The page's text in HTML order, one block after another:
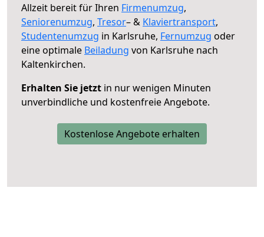
Allzeit bereit für Ihren Firmenumzug,
Seniorenumzug, Tresor– & Klaviertransport,
Studentenumzug in Karlsruhe, Fernumzug oder
eine optimale Beiladung von Karlsruhe nach
Kaltenkirchen.
Erhalten Sie jetzt in nur wenigen Minuten
unverbindliche und kostenfreie Angebote.
Kostenlose Angebote erhalten